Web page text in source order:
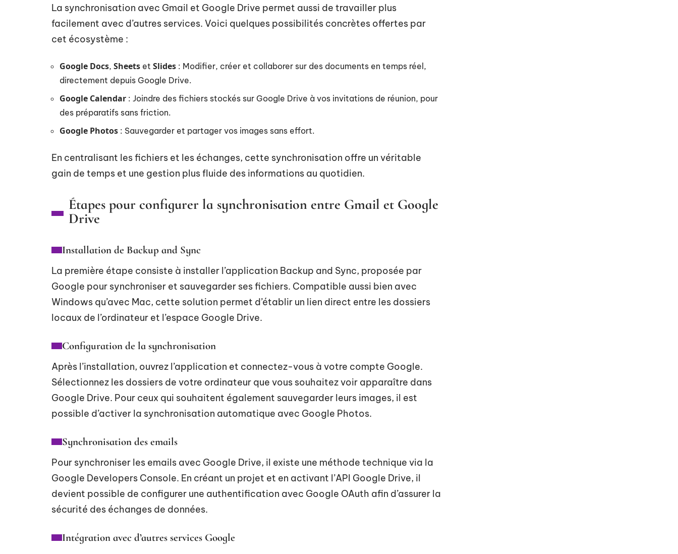
La synchronisation avec Gmail et Google Drive permet aussi de travailler plus
facilement avec d’autres services. Voici quelques possibilités concrètes offertes par
cet écosystème :
Google Docs, Sheets et Slides : Modifier, créer et collaborer sur des documents en temps réel,
directement depuis Google Drive.
Google Calendar : Joindre des fichiers stockés sur Google Drive à vos invitations de réunion, pour
des préparatifs sans friction.
Google Photos : Sauvegarder et partager vos images sans effort.
En centralisant les fichiers et les échanges, cette synchronisation offre un véritable
gain de temps et une gestion plus fluide des informations au quotidien.
Étapes pour configurer la synchronisation entre Gmail et Google
Drive
Installation de Backup and Sync
La première étape consiste à installer l’application Backup and Sync, proposée par
Google pour synchroniser et sauvegarder ses fichiers. Compatible aussi bien avec
Windows qu’avec Mac, cette solution permet d’établir un lien direct entre les dossiers
locaux de l’ordinateur et l’espace Google Drive.
Configuration de la synchronisation
Après l’installation, ouvrez l’application et connectez-vous à votre compte Google.
Sélectionnez les dossiers de votre ordinateur que vous souhaitez voir apparaître dans
Google Drive. Pour ceux qui souhaitent également sauvegarder leurs images, il est
possible d’activer la synchronisation automatique avec Google Photos.
Synchronisation des emails
Pour synchroniser les emails avec Google Drive, il existe une méthode technique via la
Google Developers Console. En créant un projet et en activant l’API Google Drive, il
devient possible de configurer une authentification avec Google OAuth afin d’assurer la
sécurité des échanges de données.
Intégration avec d’autres services Google